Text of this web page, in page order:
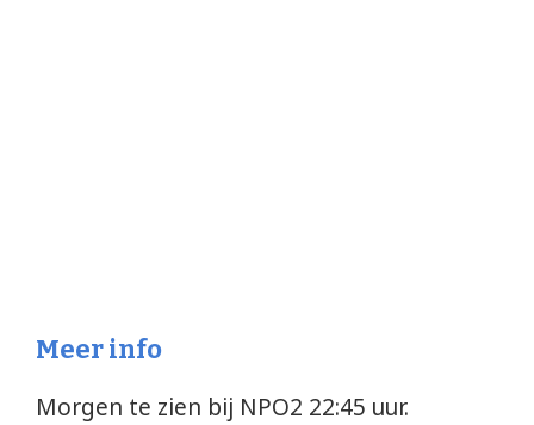
Meer info
Morgen te zien bij NPO2 22:45 uur.